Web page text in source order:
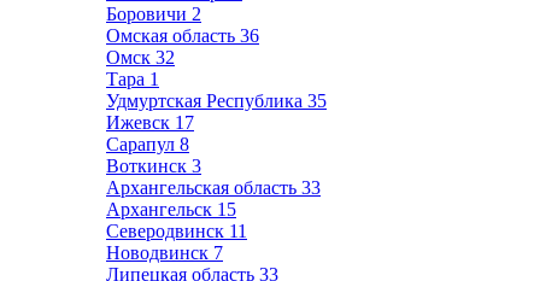
Боровичи 2
Омская область 36
Омск 32
Тара 1
Удмуртская Республика 35
Ижевск 17
Сарапул 8
Воткинск 3
Архангельская область 33
Архангельск 15
Северодвинск 11
Новодвинск 7
Липецкая область 33